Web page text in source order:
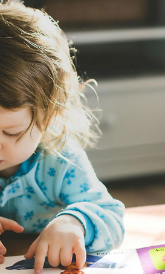
Ateliers
Do